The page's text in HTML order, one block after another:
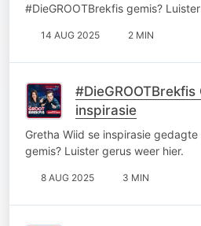
#DieGROOTBrekfis gemis?
14 AUG 2025 2 MIN
inspirasie
Gretha Wiid se inspirasie
gemis? Luister gerus weer hier.
8 AUG 2025 3 MIN